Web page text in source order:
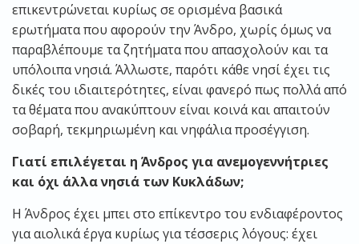
επικεντρώνεται κυρίως σε ορισμένα βασικά
ερωτήματα που αφορούν την Άνδρο, χωρίς όμως να
παραβλέπουμε τα ζητήματα που απασχολούν και τα
υπόλοιπα νησιά. Άλλωστε, παρότι κάθε νησί έχει τις
δικές του ιδιαιτερότητες, είναι φανερό πως πολλά από
τα θέματα που ανακύπτουν είναι κοινά και απαιτούν
σοβαρή, τεκμηριωμένη και νηφάλια προσέγγιση.
Γιατί επιλέγεται η Άνδρος για ανεμογεννήτριες
και όχι άλλα νησιά των Κυκλάδων;
Η Άνδρος έχει μπει στο επίκεντρο του ενδιαφέροντος
για αιολικά έργα κυρίως για τέσσερις λόγους: έχει